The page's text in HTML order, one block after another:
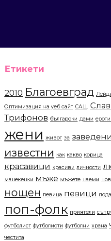
Етикети
2010 Благоевград
Оптимизация на уеб сайт САЩ
Трифонов български дами
жени живот за
известни как какво корица
красавици красиви личности
манекенки мъже мъжете наеми нов
нощен певица певици
поп-фолк приятели
футболист футболисти футболни храна
честита